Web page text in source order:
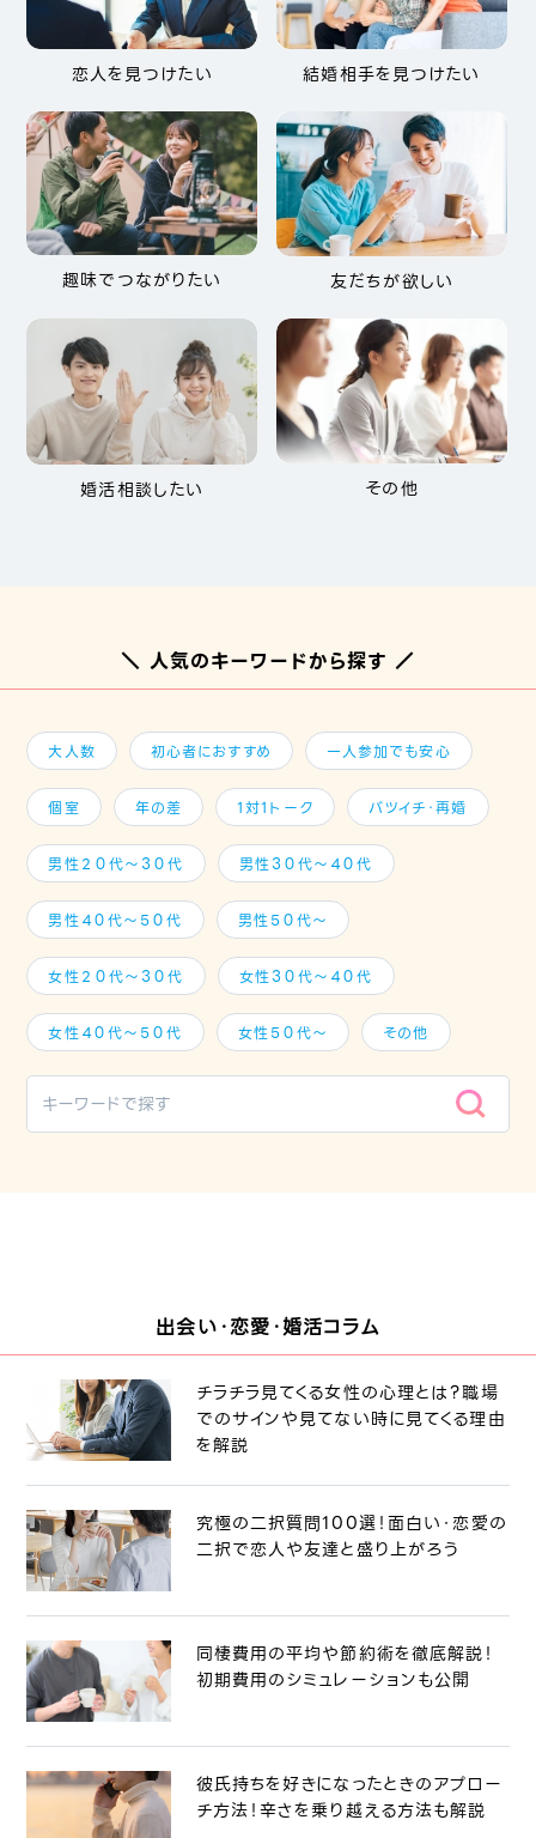
恋人を見つけたい 結婚相手を見つけたい
趣味でつながりたい 友だちが欲しい
婚活相談したい その他
＼ 人気のキーワードから探す ／
大人数 初心者におすすめ 一人参加でも安心
個室 年の差 1対1トーク バツイチ・再婚
男性２０代～３０代 男性３０代～４０代
男性４０代～５０代 男性５０代～
女性２０代～３０代 女性３０代～４０代
女性４０代～５０代 女性５０代～ その他
出会い・恋愛・婚活コラム
チラチラ見てくる女性の心理とは？職場
でのサインや見てない時に見てくる理由
を解説
究極の二択質問100選！面白い・恋愛の
二択で恋人や友達と盛り上がろう
同棲費用の平均や節約術を徹底解説！
初期費用のシミュレーションも公開
彼氏持ちを好きになったときのアプロー
チ方法！辛さを乗り越える方法も解説